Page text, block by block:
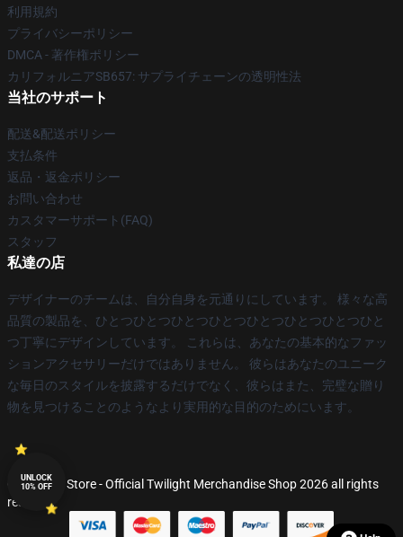
利用規約
プライバシーポリシー
DMCA - 著作権ポリシー
カリフォルニアSB657: サプライチェーンの透明性法
当社のサポート
配送&配送ポリシー
支払条件
返品・返金ポリシー
お問い合わせ
カスタマーサポート(FAQ)
スタッフ
私達の店
デザイナーのチームは、自分自身を元通りにしています。 様々な高
品質の製品を、ひとつひとつひとつひとつひとつひとつひとつひと
つ丁寧にデザインしています。 これらは、あなたの基本的なファッ
ションアクセサリーだけではありません。 彼らはあなたのユニーク
な毎日のスタイルを披露するだけでなく、彼らはまた、完璧な贈り
物を見つけることのようなより実用的な目的のためにいます。
© Twilight Store - Official Twilight Merchandise Shop 2026 all rights
reserved
UNLOCK
10% OFF